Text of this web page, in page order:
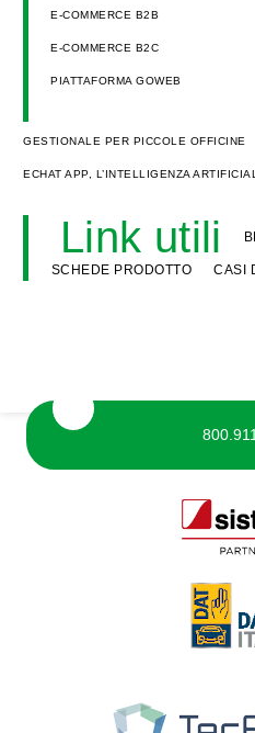
E-COMMERCE B2B
E-COMMERCE B2C
PIATTAFORMA GOWEB
GESTIONALE PER PICCOLE OFFICINE
ECHAT APP, L’INTELLIGENZA
Link utili
SCHEDE PRODOTTO CASI